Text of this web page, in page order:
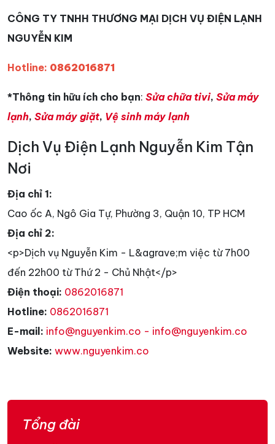
CÔNG TY TNHH THƯƠNG MẠI DỊCH VỤ ĐIỆN LẠNH
NGUYỄN KIM
Hotline: 0862016871
*Thông tin hữu ích cho bạn: Sửa chữa tivi, Sửa máy
lạnh, Sửa máy giặt, Vệ sinh máy lạnh
Dịch Vụ Điện Lạnh Nguyễn Kim Tận
Nơi
Địa chỉ 1:
Cao ốc A, Ngô Gia Tự, Phường 3, Quận 10, TP HCM
Địa chỉ 2:
<p>Dịch vụ Nguyễn Kim - L&agrave;m việc từ 7h00
đến 22h00 từ Thứ 2 - Chủ Nhật</p>
Điện thoại: 0862016871
Hotline: 0862016871
E-mail: info@nguyenkim.co - info@nguyenkim.co
Website: www.nguyenkim.co
Tổng đài